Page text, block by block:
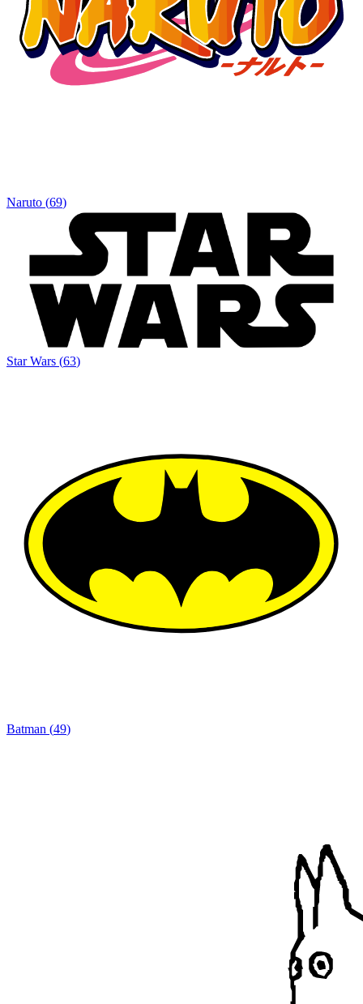
Naruto (69)
Star Wars (63)
Batman (49)